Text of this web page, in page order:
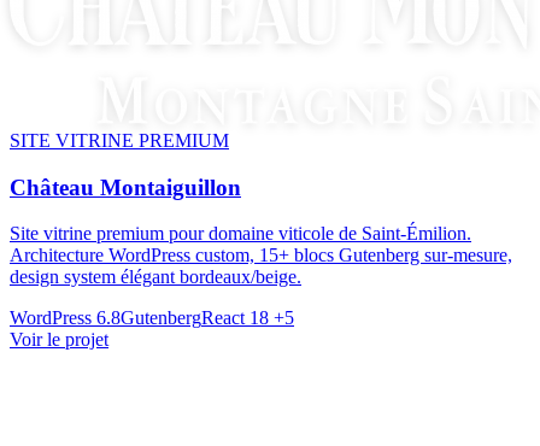
SITE VITRINE PREMIUM
Château Montaiguillon
Site vitrine premium pour domaine viticole de Saint-Émilion.
Architecture WordPress custom, 15+ blocs Gutenberg sur-mesure,
design system élégant bordeaux/beige.
WordPress 6.8GutenbergReact 18 +5
Voir le projet